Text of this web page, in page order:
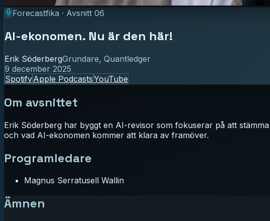
Forecastfika · Avsnitt 06
AI-ekonomen. Nu är den här!
Erik SöderbergGrundare, Quantledger
9 december 2025
SpotifyApple PodcastsYouTube
Om avsnittet
Erik Söderberg har byggt en AI-revisor som fokuserar på att
och vad AI-ekonomen kommer att klara av framöver.
Programledare
Magnus Serratusell Wallin
Ämnen